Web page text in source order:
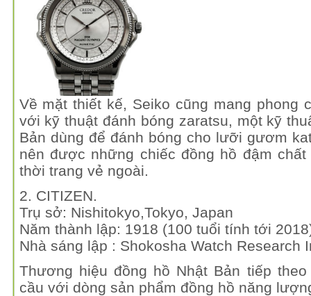
Về mặt thiết kế, Seiko cũng mang phong
với kỹ thuật đánh bóng zaratsu, một kỹ
Bản dùng để đánh bóng cho lưỡi gươm
nên được những chiếc đồng hồ đậm
thời trang vẻ ngoài.
2. CITIZEN.
Trụ sở: Nishitokyo,Tokyo, Japan
Năm thành lập: 1918 (100 tuổi tính tới
Nhà sáng lập : Shokosha Watch Research
Thương hiệu đồng hồ Nhật Bản tiếp
cầu với dòng sản phẩm đồng hồ năng